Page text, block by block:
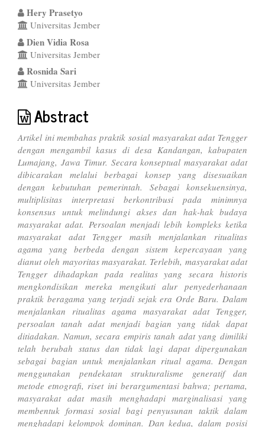
Main
Article
Content
Hery Prasetyo
Universitas Jember
Dien Vidia Rosa
Universitas Jember
Rosnida Sari
Universitas Jember
Abstract
Artikel ini membahas praktik sosial masyarakat adat Tengger
dengan mengambil kasus di desa Kandangan, kabupaten
Lumajang, Jawa Timur. Secara konseptual masyarakat adat
dibicarakan melalui berbagai konsep yang disesuaikan
dengan kebutuhan pemerintah. Sebagai konsekuensinya,
multiplisitas interpretasi berkontribusi pada minimnya
konsensus untuk melindungi akses dan hak-hak budaya
masyarakat adat. Persoalan menjadi lebih kompleks ketika
masyarakat adat Tengger masih menjalankan ritualitas
agama yang berbeda dengan sistem kepercayaan yang
dianut oleh mayoritas masyarakat. Terlebih, masyarakat adat
Tengger dihadapkan pada realitas yang secara historis
mengkondisikan mereka mengikuti alur penyederhanaan
praktik beragama yang terjadi sejak era Orde Baru. Dalam
menjalankan ritualitas agama masyarakat adat Tengger,
persoalan tanah adat menjadi bagian yang tidak dapat
ditiadakan. Namun, secara empiris tanah adat yang dimiliki
telah berubah status dan tidak lagi dapat dipergunakan
sebagai bagian untuk menjalankan ritual agama. Dengan
menggunakan pendekatan strukturalisme generatif dan
metode etnografi, riset ini berargumentasi bahwa; pertama,
masyarakat adat masih menghadapi marginalisasi yang
membentuk formasi sosial bagi penyusunan taktik dalam
menghadapi kelompok dominan. Dan kedua, dalam posisi